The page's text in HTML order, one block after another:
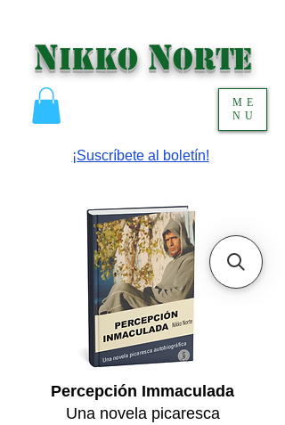
NIKKO NORTE
¡Suscríbete al boletín!
ME
NU
Percepción Immaculada
Una novela picaresca